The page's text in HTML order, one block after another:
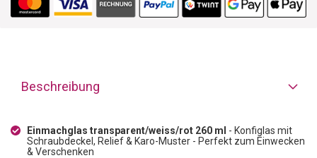
Beschreibung
Einmachglas transparent/weiss/rot 260 ml - Konfiglas mit
Schraubdeckel, Relief & Karo-Muster - Perfekt zum Einwecken
& Verschenken